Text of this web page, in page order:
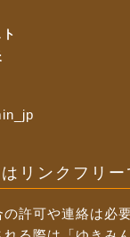
リンクフリー
許可や連絡は必